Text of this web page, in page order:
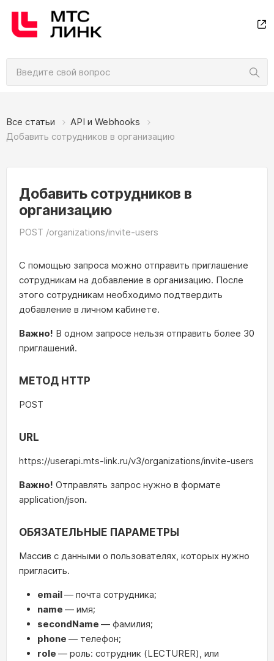
Все статьи
API и Webhooks
Добавить сотрудников в организацию
Добавить сотрудников в
организацию
POST /organizations/invite-users
С помощью запроса можно отправить приглашение
сотрудникам на добавление в организацию. После
этого сотрудникам необходимо подтвердить
добавление в личном кабинете.
Важно! В одном запросе нельзя отправить более 30
приглашений.
МЕТОД HTTP
POST
URL
https://userapi.mts-link.ru/v3/organizations/invite-users
Важно! Отправлять запрос нужно в формате
application/json.
ОБЯЗАТЕЛЬНЫЕ ПАРАМЕТРЫ
Массив с данными о пользователях, которых нужно
пригласить.
email— почта сотрудника;
name — имя;
secondName — фамилия;
phone — телефон;
role — роль: сотрудник (LECTURER), или